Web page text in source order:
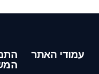
עמודי האתר